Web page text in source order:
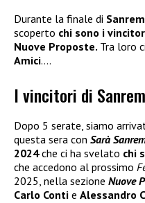
Durante la finale di
scoperto chi sono i
Nuove Proposte. Tra loro
Amici….
I vincitori di
Dopo 5 serate, siamo
questa sera con Sarà
2024che ci ha svelato chi
che accedono al prossimo
2025, nella sezione Nuove
Carlo Conti e Alessandro